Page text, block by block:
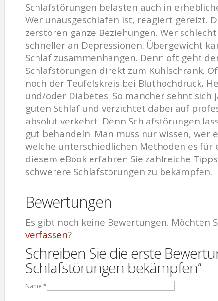
Schlafstörungen belasten auch in
Wer unausgeschlafen ist, reagiert gereizt.
zerstören ganze Beziehungen. Wer
schneller an Depressionen. Übergewicht
Schlaf zusammenhängen. Denn oft geht
Schlafstörungen direkt zum Kühlschrank.
noch der Teufelskreis bei Bluthochdruck,
und/oder Diabetes. So mancher sehnt sich
guten Schlaf und verzichtet dabei auf
absolut verkehrt. Denn Schlafstörungen
gut behandeln. Man muss nur wissen, wer
welche unterschiedlichen Methoden es für
diesem eBook erfahren Sie zahlreiche
schwerere Schlafstörungen zu bekämpfen.
Bewertungen
Es gibt noch keine Bewertungen. Möchten
verfassen?
Schreiben Sie die erste
Schlafstörungen bekämpfen”
Name *